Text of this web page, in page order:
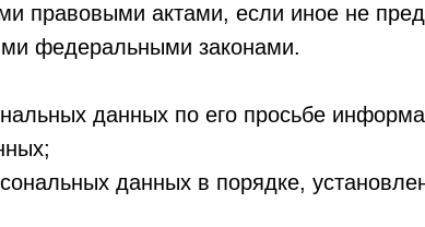
правовыми актами, если иное не
федеральными законами.
данных по его просьбе
данных в порядке,